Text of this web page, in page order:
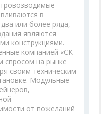
в
или более ряда,
являются
конструкциями.
компанией «СК
спросом на рынке
своим техническим
Модульные
от пожеланий